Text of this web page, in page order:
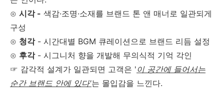
⊙ 시각 - 색감·조명·소재를 브랜드 톤 앤 매너로 일관되게
구성
⊙ 청각- 시간대별 BGM 큐레이션으로 브랜드 리듬 설정
⊙ 후각- 시그니처 향을 개발해 무의식적 기억 각인
☞ 감각적 설계가 일관되면 고객은 '이 공간에 들어서는
순간 브랜드 안에 있다'는 몰입감을 느낀다.